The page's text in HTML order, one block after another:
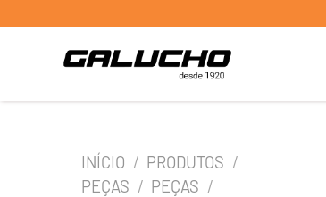
INÍCIO / PRODUTOS /
PEÇAS / PEÇAS /